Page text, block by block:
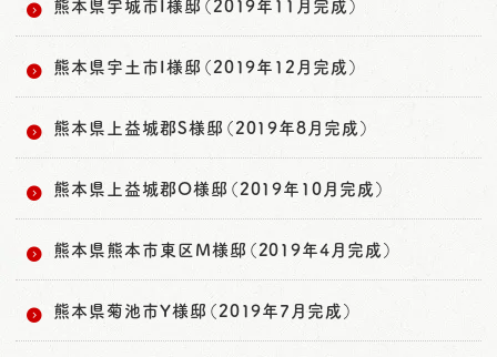
熊本県宇城市I様邸（2019年11月完成）
熊本県宇土市I様邸（2019年12月完成）
熊本県上益城郡S様邸（2019年8月完成）
熊本県上益城郡O様邸（2019年10月完成）
熊本県熊本市東区M様邸（2019年4月完成）
熊本県菊池市Y様邸（2019年7月完成）